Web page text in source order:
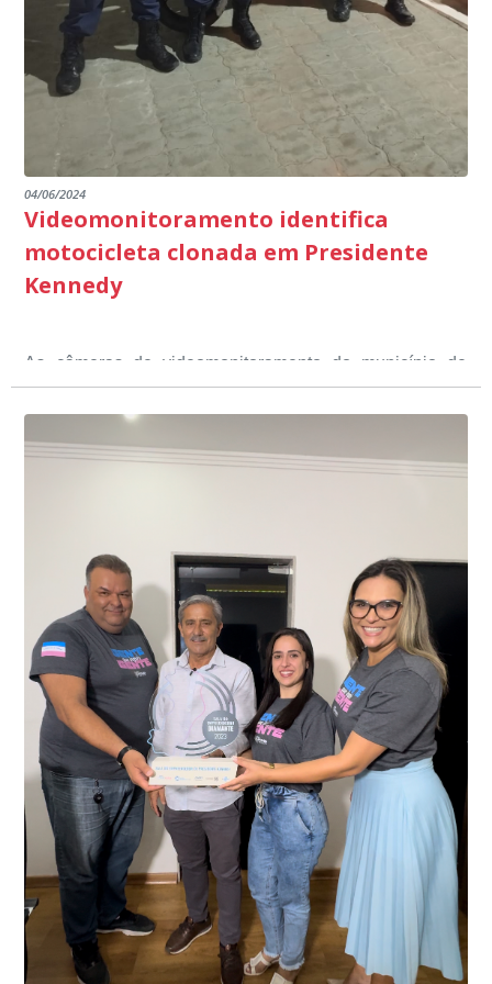
emocionantes de pais e professores no decorrer da
escuta pública.
04/06/2024
Videomonitoramento identifica
motocicleta clonada em Presidente
Kennedy
As câmeras de videomonitoramento do município de
Presidente Kennedy identificaram neste fim de semana,
01 de junho, uma motocicleta com indícios de
adulteração, imediatamente, a central de
videomonitoramento acionou a Guarda Civil Municipal,
Durante a abordagem a adulteração foi comprovada,
através da conferência do Chassi, a motocicleta, bem
conta do sistema de videomonitoramento instalado
recentemente em todo o município de Presidente
Kennedy, o sistema é integrado com outros municípios
do país, sendo possível a identificação de veículos por
meio do cruzamento de informações, nesse caso
específico, com dados de uma cidade do Estado do Rio
de Janeiro.
“Mais de 100 câmeras foram instaladas na sede e no
interior de Presidente Kennedy, garantindo mais
segurança à população, seja nas ruas, no comércio, os
produtores agropecuários. Estamos no rumo certo,
parabéns a todos os servidores que contribuem para a
segurança da nossa cidade”, destaca o prefeito Dorlei
Fontão.